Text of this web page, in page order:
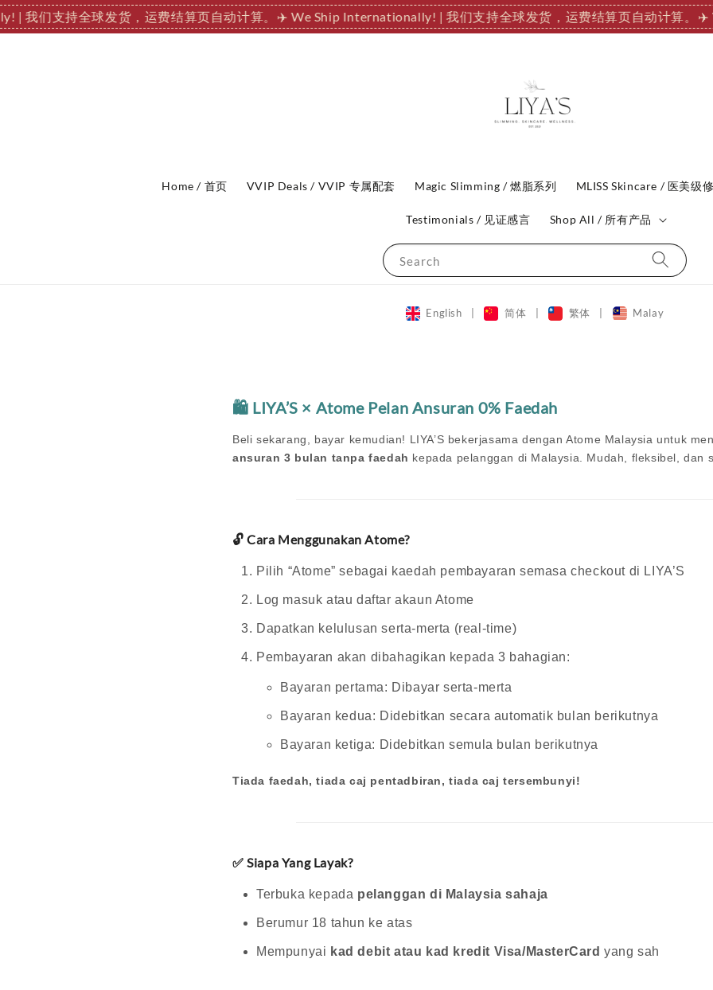
| 我们支持全球发货，运费结算页自动计算。 ✈️ We Ship Internationally! | 我们支持全球发货，运费结算页自动计算。 ✈️
Search
Home / 首页 VVIP Deals / VVIP 专属配套 Magic Slimming / 燃脂系列 MLISS Skincare / 医美级
Testimonials / 见证感言 Shop All / 所有产品
English | 简体 | 繁体 | Malay
🛍️ LIYA’S × Atome Pelan Ansuran 0% Faedah
Beli sekarang, bayar kemudian! LIYA’S bekerjasama dengan Atome Malaysia untuk
ansuran 3 bulan tanpa faedah kepada pelanggan di Malaysia. Mudah, fleksibel, dan
🔓 Cara Menggunakan Atome?
Pilih “Atome” sebagai kaedah pembayaran semasa checkout di LIYA’S
Log masuk atau daftar akaun Atome
Dapatkan kelulusan serta-merta (real-time)
Pembayaran akan dibahagikan kepada 3 bahagian:
Bayaran pertama: Dibayar serta-merta
Bayaran kedua: Didebitkan secara automatik bulan berikutnya
Bayaran ketiga: Didebitkan semula bulan berikutnya
Tiada faedah, tiada caj pentadbiran, tiada caj tersembunyi!
✅ Siapa Yang Layak?
Terbuka kepada pelanggan di Malaysia sahaja
Berumur 18 tahun ke atas
Mempunyai kad debit atau kad kredit Visa/MasterCard yang sah